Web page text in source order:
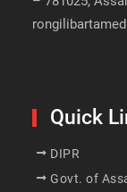
Quick
DIPR
Govt. of